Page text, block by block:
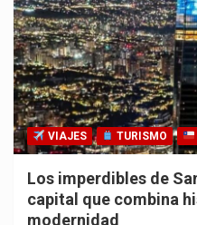
VIAJES TURISMO
Los imperdibles de
capital que combina
modernidad